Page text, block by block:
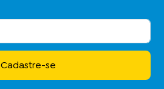
Cadastre-se